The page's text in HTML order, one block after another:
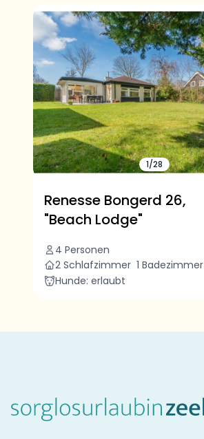
1/28
Renesse Bongerd 26,
"Beach Lodge"
4 Personen
2 Schlafzimmer 1 Badezimmer
Hunde: erlaubt